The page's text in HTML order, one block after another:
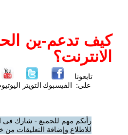
كيف تدعم-ين
الانترنت؟
تابعونا
على: الفيسبوك التويتر
رأيكم مهم للجميع - شارك في
للاطلاع وإضافة التعليقات من